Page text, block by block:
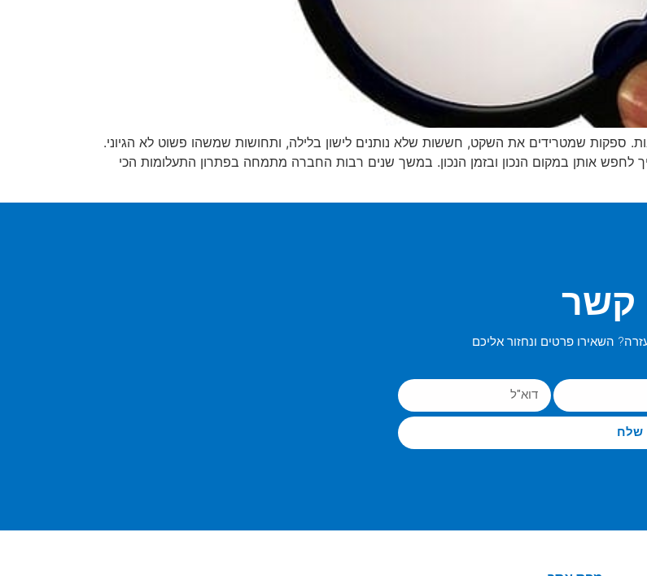
ספקות שמטרידים את השקט, חששות שלא נותנים לישון בלילה, ותחושות שמשהו פשוט לא הגיוני.
לחפש אותן במקום הנכון ובזמן הנכון. במשך שנים רבות החברה מתמחה בפתרון התעלומות הכי
קשר
השאירו פרטים ונחזור אליכם
שלח